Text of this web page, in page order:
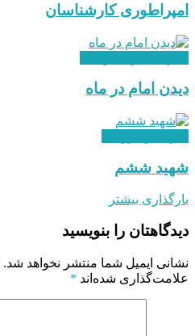
امپراطوری کارشناسان
دیدن امام در ماه
شهید ششم
بارگذاری بیشتر
دیدگاهتان را بنویسید
نشانی ایمیل شما منتشر نخواهد شد.
علامت‌گذاری شده‌اند *